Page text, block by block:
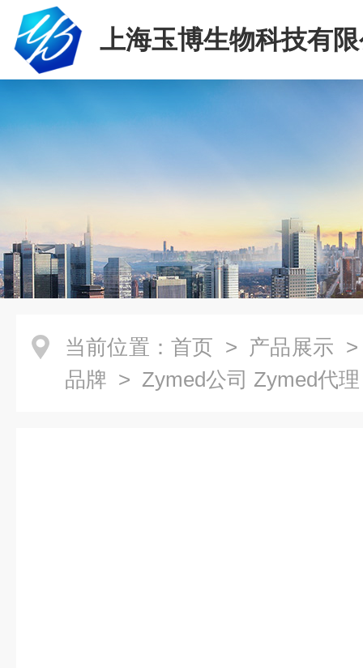
上海玉博生物科技有
当前位置： 首页 > 产品展示
品牌 > Zymed公司 Zymed代理